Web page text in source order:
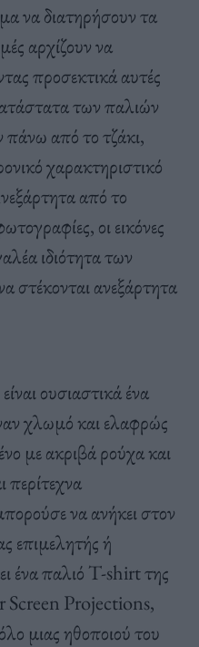
να διατηρήσουν τα
αρχίζουν να
προσεκτικά αυτές
των παλιών
πάνω από το τζάκι,
χαρακτηριστικό
από το
οι εικόνες
ιδιότητα των
στέκονταιανεξάρτητα
ουσιαστικά ένα
χλωμό και ελαφρώς
με ακριβά ρούχα και
περίτεχνα
να ανήκει στον
επιμελητής ή
ένα παλιό T-shirt της
Screen Projections,
μιας ηθοποιού του